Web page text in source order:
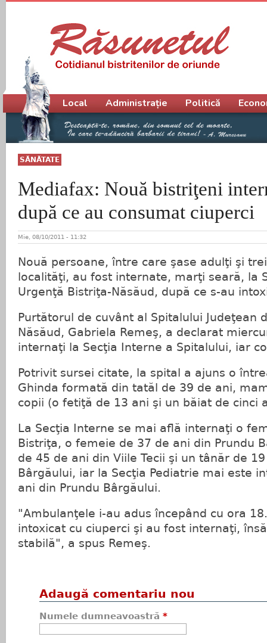
SĂNĂTATE
Mediafax: Nouă bistriţeni
după ce au consumat ciuperci
Mie, 08/10/2011 - 11:32
Nouă persoane, între care şase adulţi şi
localităţi, au fost internate, marţi seară, la
Urgenţă Bistriţa-Năsăud, după ce s-au
Purtătorul de cuvânt al Spitalului Judeţean
Năsăud, Gabriela Remeş, a declarat
internaţi la Secţia Interne a Spitalului, iar
Potrivit sursei citate, la spital a ajuns o
Ghinda formată din tatăl de 39 de ani,
copii (o fetiţă de 13 ani şi un băiat de cinci
La Secţia Interne se mai află internaţi o
Bistriţa, o femeie de 37 de ani din Prundu
de 45 de ani din Viile Tecii şi un tânăr de
Bârgăului, iar la Secţia Pediatrie mai este
ani din Prundu Bârgăului.
"Ambulanţele i-au adus începând cu ora
intoxicat cu ciuperci şi au fost internaţi,
stabilă", a spus Remeş.
Adaugă comentariu nou
Numele dumneavoastră *
Meniu principal
Local Administrație Politică